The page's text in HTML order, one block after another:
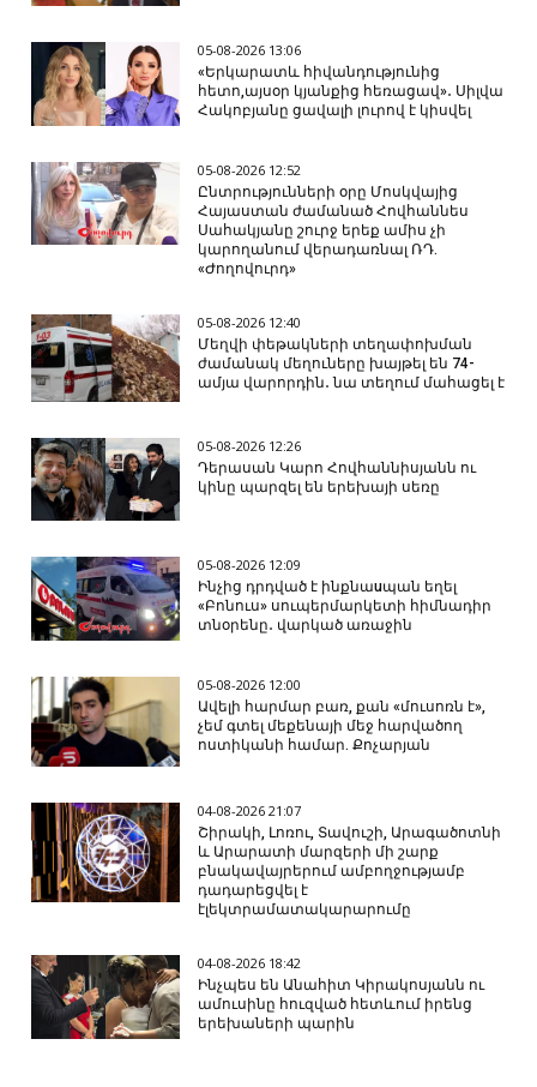
05-08-2026 13:06
«Երկարատև հիվանդությունից
հետո,այսօր կյանքից հեռացավ»․ Սիլվա
Հակոբյանը ցավալի լուրով է կիսվել
05-08-2026 12:52
Ընտրությունների օրը Մոսկվայից
Հայաստան ժամանած Հովհաննես
Սահակյանը շուրջ երեք ամիս չի
կարողանում վերադառնալ ՌԴ.
«Ժողովուրդ»
05-08-2026 12:40
Մեղվի փեթակների տեղափոխման
ժամանակ մեղուները խայթել են 74-
ամյա վարորդին․ նա տեղում մահացել է
05-08-2026 12:26
Դերասան Կարո Հովհաննիսյանն ու
կինը պարզել են երեխայի սեռը
05-08-2026 12:09
Ինչից դրդված է ինքնաuպան եղել
«Բոնուս» սուպերմարկետի հիմնադիր
տնօրենը․ վարկած առաջին
05-08-2026 12:00
Ավելի հարմար բառ, քան «մուսոռն է»,
չեմ գտել մեքենայի մեջ հարվածող
ոստիկանի համար. Քոչարյան
04-08-2026 21:07
Շիրակի, Լոռու, Տավուշի, Արագածոտնի
և Արարատի մարզերի մի շարք
բնակավայրերում ամբողջությամբ
դադարեցվել է
էլեկտրամատակարարումը
04-08-2026 18:42
Ինչպես են Անահիտ Կիրակոսյանն ու
ամուսինը հուզված հետևում իրենց
երեխաների պարին